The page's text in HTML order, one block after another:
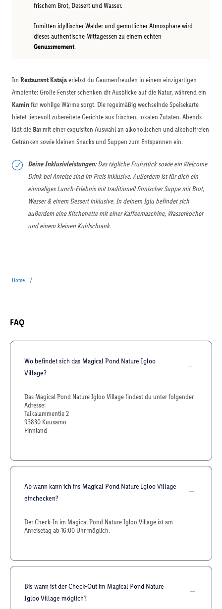
frischem Brot, Dessert und Wasser.
Inmitten idyllischer Wälder und gemütlicher Atmosphäre wird
dieses authentische Mittagessen zu einem echten
Genussmoment.
Im Restaurant Katajaerlebst du Gaumenfreuden in einem einzigartigen
Ambiente: Große Fenster schenken dir Ausblicke auf die Natur, während ein
Kaminfür wohlige Wärme sorgt. Die regelmäßig wechselnde Speisekarte
bietet liebevoll zubereitete Gerichte aus frischen, lokalen Zutaten. Abends
lädt dieBarmit einer exquisiten Auswahl an alkoholischen und alkoholfreien
Getränken sowie kleinen Snacks und Suppen zum Entspannen ein.
Deine Inklusivleistungen:Das tägliche Frühstück sowie ein Welcome
Drink bei Anreise sind im Preis inklusive. Außerdem ist für dich ein
einmaliges Lunch-Erlebnis mit traditionell finnischer Suppe mit Brot,
Wasser & einem Dessert inklusive. In deinem Iglu befindet sich
außerdem eine Kitchenette mit einer Kaffeemaschine, Wasserkocher
und einem kleinen Kühlschrank.
Home /
FAQ
Wo befindet sich das Magical Pond Nature Igloo
Village?
Das Magical Pond Nature Igloo Village findest du unter folgender
Adresse:
Taikalammentie 2
93830 Kuusamo
Finnland
Ab wann kann ich ins Magical Pond Nature Igloo Village
einchecken?
Der Check-In im Magical Pond Nature Igloo Village ist am
Anreisetag ab 16:00 Uhr möglich.
Bis wann ist der Check-Out im Magical Pond Nature
Igloo Village möglich?